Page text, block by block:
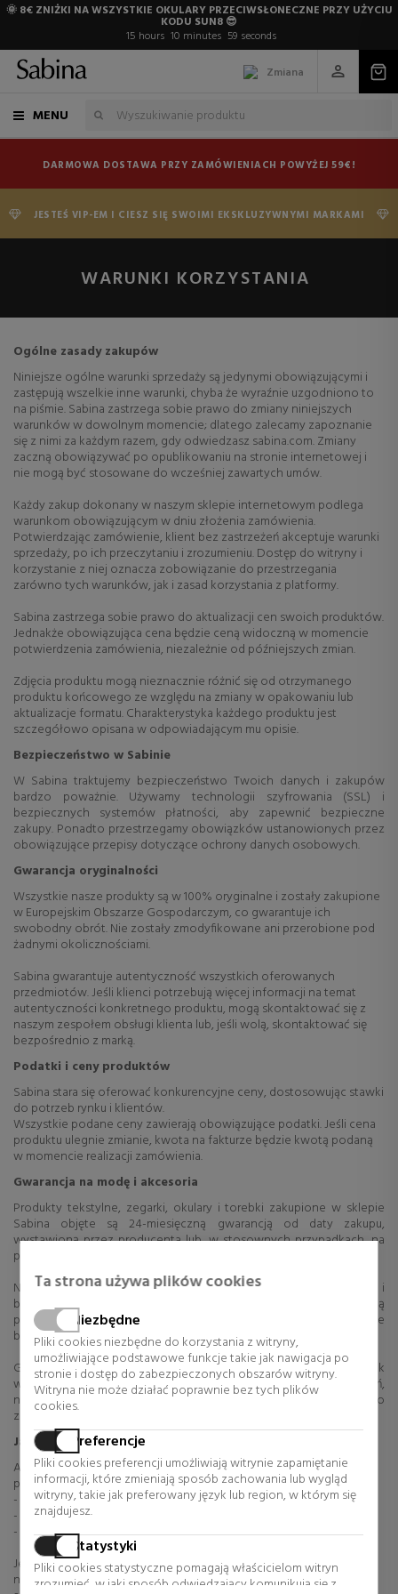
🌞 8€ ZNIŻKI NA WSZYSTKIE OKULARY PRZECIWSŁONECZNE PRZY UŻYCIU
KODU SUN8 😎
15 hours 10 minutes 59 seconds
Zmiana
MENU
DARMOWA DOSTAWA PRZY ZAMÓWIENIACH POWYŻEJ 59€!
JESTEŚ VIP-EM I CIESZ SIĘ SWOIMI EKSKLUZYWNYMI MARKAMI
Ta strona używa plików cookies
Niezbędne
Pliki cookies niezbędne do korzystania z witryny,
umożliwiające podstawowe funkcje takie jak nawigacja po
stronie i dostęp do zabezpieczonych obszarów witryny.
Witryna nie może działać poprawnie bez tych plików
cookies.
Preferencje
Pliki cookies preferencji umożliwiają witrynie zapamiętanie
informacji, które zmieniają sposób zachowania lub wygląd
witryny, takie jak preferowany język lub region, w którym się
znajdujesz.
Statystyki
Pliki cookies statystyczne pomagają właścicielom witryn
zrozumieć, w jaki sposób odwiedzający komunikują się z
WARUNKI KORZYSTANIA
Ogólne zasady zakupów
Niniejsze ogólne warunki sprzedaży są jedynymi obowiązującymi i
zastępują wszelkie inne warunki, chyba że wyraźnie uzgodniono to
na piśmie. Sabina zastrzega sobie prawo do zmiany niniejszych
warunków w dowolnym momencie; dlatego zalecamy zapoznanie
się z nimi za każdym razem, gdy odwiedzasz sabina.com. Zmiany
zaczną obowiązywać po opublikowaniu na stronie internetowej i
nie mogą być stosowane do wcześniej zawartych umów.
Każdy zakup dokonany w naszym sklepie internetowym podlega
warunkom obowiązującym w dniu złożenia zamówienia.
Potwierdzając zamówienie, klient bez zastrzeżeń akceptuje warunki
sprzedaży, po ich przeczytaniu i zrozumieniu. Dostęp do witryny i
korzystanie z niej oznacza zobowiązanie do przestrzegania
zarówno tych warunków, jak i zasad korzystania z platformy.
Sabina zastrzega sobie prawo do aktualizacji cen swoich produktów.
Jednakże obowiązująca cena będzie ceną widoczną w momencie
potwierdzenia zamówienia, niezależnie od późniejszych zmian.
Zdjęcia produktu mogą nieznacznie różnić się od otrzymanego
produktu końcowego ze względu na zmiany w opakowaniu lub
aktualizacje formatu. Charakterystyka każdego produktu jest
szczegółowo opisana w odpowiadającym mu opisie.
Bezpieczeństwo w Sabinie
W Sabina traktujemy bezpieczeństwo Twoich danych i zakupów
bardzo poważnie. Używamy technologii szyfrowania (SSL) i
bezpiecznych systemów płatności, aby zapewnić bezpieczne
zakupy. Ponadto przestrzegamy obowiązków ustanowionych przez
obowiązujące przepisy dotyczące ochrony danych osobowych.
Gwarancja oryginalności
Wszystkie nasze produkty są w 100% oryginalne i zostały zakupione
w Europejskim Obszarze Gospodarczym, co gwarantuje ich
swobodny obrót. Nie zostały zmodyfikowane ani przerobione pod
żadnymi okolicznościami.
Sabina gwarantuje autentyczność wszystkich oferowanych
przedmiotów. Jeśli klienci potrzebują więcej informacji na temat
autentyczności konkretnego produktu, mogą skontaktować się z
naszym zespołem obsługi klienta lub, jeśli wolą, skontaktować się
bezpośrednio z marką.
Podatki i ceny produktów
Sabina stara się oferować konkurencyjne ceny, dostosowując stawki
do potrzeb rynku i klientów.
Wszystkie podane ceny zawierają obowiązujące podatki. Jeśli cena
produktu ulegnie zmianie, kwota na fakturze będzie kwotą podaną
w momencie realizacji zamówienia.
Gwarancja na modę i akcesoria
Produkty tekstylne, zegarki, okulary i torebki zakupione w sklepie
Sabina objęte są 24-miesięczną gwarancją od daty zakupu,
wystawioną przez producenta lub, w stosownych przypadkach, na
podstawie certyfikatu autentyczności.
Niniejsza gwarancja obejmuje wady materiałowe i wykonawcze i
będzie obowiązywać wyłącznie w przypadku, gdy wady te zostaną
potwierdzone przez autoryzowany serwis techniczny, który może
bezpłatnie wymienić wadliwy element.
Gwarancja nie obejmuje uszkodzeń powstałych na skutek
wypadków, niewłaściwego użytkowania, zaniedbań,
nieautoryzowanych ingerencji osób trzecich oraz normalnego
zużycia produktu.
Jak można skorzystać z gwarancji?
Aby skorzystać z praw gwarancyjnych, konieczne jest
przechowywanie odpowiedniej dokumentacji:
- Karta gwarancyjna w przypadku wyrobów tekstylnych i zegarków.
- Certyfikat autentyczności dla okularów i toreb.
- Dowód zakupu.
Jeśli chcesz aktywować gwarancję, możesz skontaktować się z
naszym działem obsługi klienta, wysyłając wiadomość e-mail na